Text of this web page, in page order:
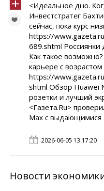
<Идеальное дно.
Инвестстратег
сейчас, пока курс
https://
689.shtml
Как такое
карьере с
https://
shtml Обзор Huawei
розетки и лучший
<Газета.Ru>
Max с выдающимися
2026-06-05 13:17:20
Новости